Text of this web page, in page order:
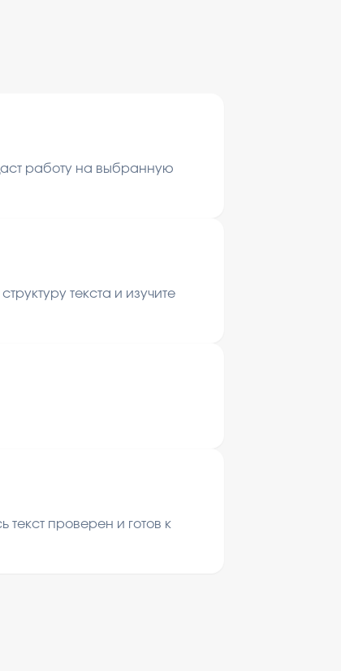
работу на выбранную
текста и изучите
текст проверен и готов к